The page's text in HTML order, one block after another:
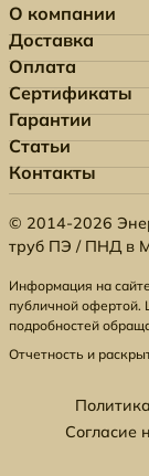
О компании
Доставка
Оплата
Сертификаты
Гарантии
Статьи
Контакты
© 2014-2026
труб ПЭ / ПНД в
Информация на
публичной офертой.
подробностей
Отчетность и
Согласие